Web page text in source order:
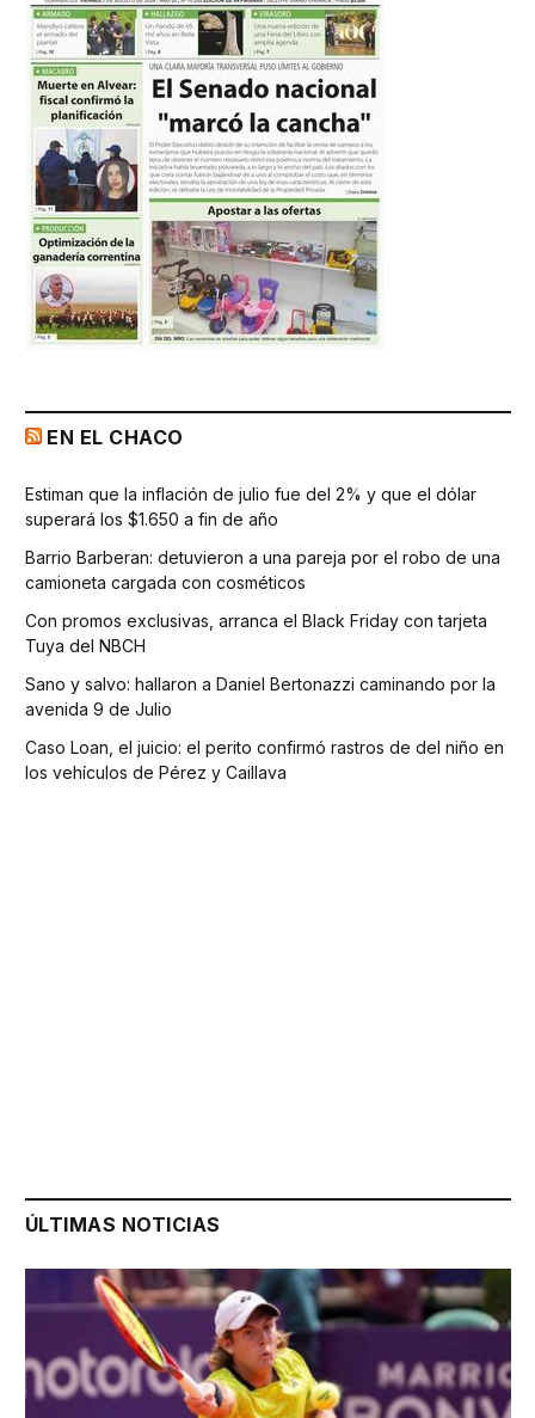
EN EL CHACO
Estiman que la inflación de julio fue del 2% y que el dólar
superará los $1.650 a fin de año
Barrio Barberan: detuvieron a una pareja por el robo de una
camioneta cargada con cosméticos
Con promos exclusivas, arranca el Black Friday con tarjeta
Tuya del NBCH
Sano y salvo: hallaron a Daniel Bertonazzi caminando por la
avenida 9 de Julio
Caso Loan, el juicio: el perito confirmó rastros de del niño en
los vehículos de Pérez y Caillava
ÚLTIMAS NOTICIAS